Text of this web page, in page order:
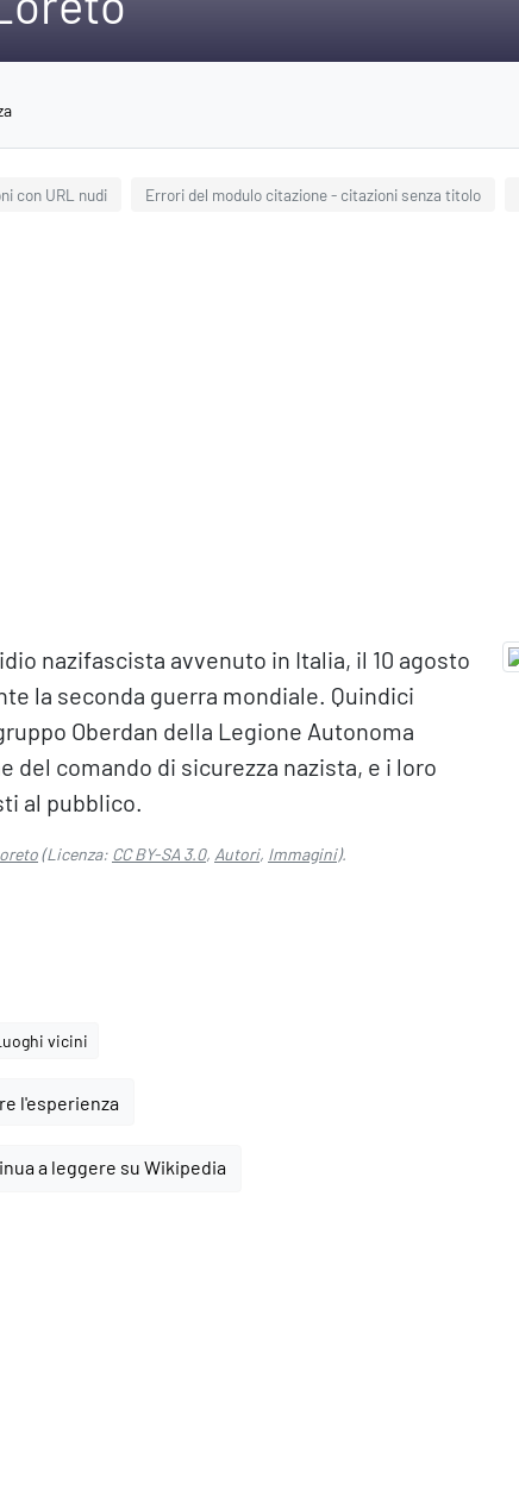
con URL nudi Errori del modulo citazione - citazioni senza titolo
nazifascista avvenuto in Italia, il 10 agosto
la seconda guerra mondiale. Quindici
Oberdan della Legione Autonoma
del comando di sicurezza nazista, e i loro
al pubblico.
(Licenza: CC BY-SA 3.0, Autori, Immagini).
vicini
l'esperienza
a leggere su Wikipedia